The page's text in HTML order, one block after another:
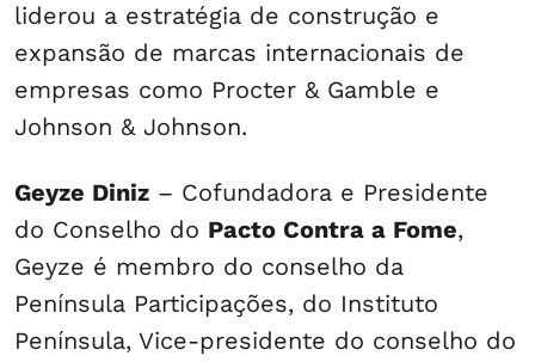
liderou a estratégia de construção e
expansão de marcas internacionais de
empresas como Procter & Gamble e
Johnson & Johnson.
Geyze Diniz – Cofundadora e Presidente
do Conselho do Pacto Contra a Fome,
Geyze é membro do conselho da
Península Participações, do Instituto
Península, Vice-presidente do conselho do